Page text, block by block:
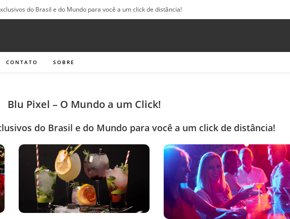
do Brasil e do Mundo para você a um click de distância!
CONTATO SOBRE
Blu Pixel – O Mundo a um Click!
do Brasil e do Mundo para você a um click de distância!